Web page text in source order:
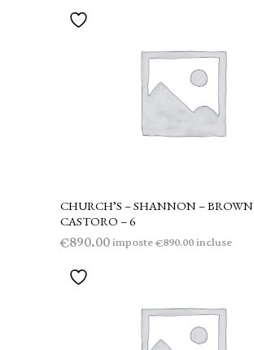
AGGIUNGI AL CARRELLO
CHURCH’S – SHANNON – BROWN
CASTORO – 6
€890.00imposte€890.00incluse